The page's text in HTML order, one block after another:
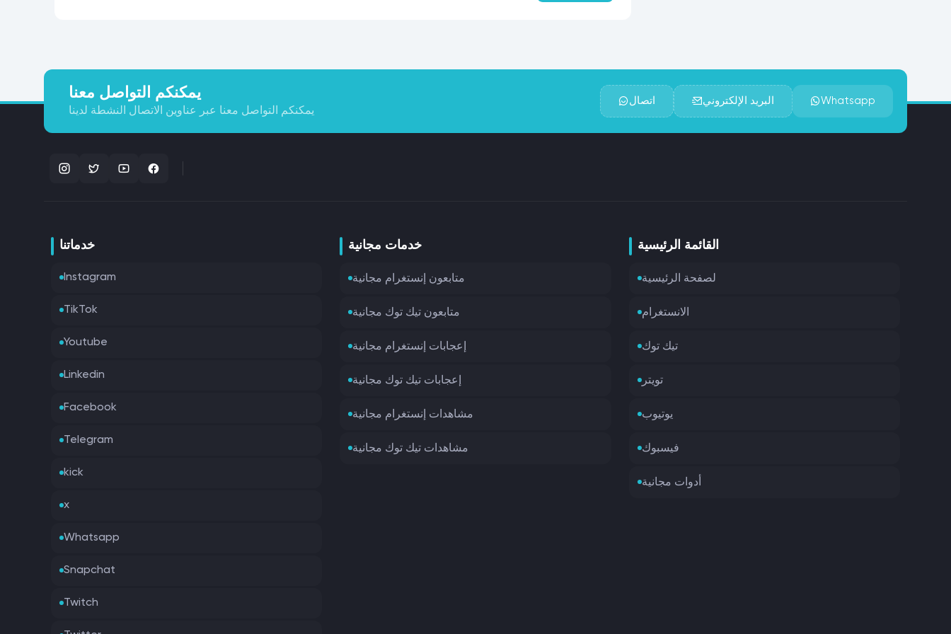
يمكنكم التواصل معنا
يمكنكم التواصل معنا عبر عناوين الاتصال النشطة لدينا
اتصال البريد الإلكتروني Whatsapp
خدماتنا
Instagram
TikTok
Youtube
Linkedin
Facebook
Telegram
kick
x
Whatsapp
Snapchat
Twitch
خدمات مجانية
متابعون إنستغرام مجانية
متابعون تيك توك مجانية
إعجابات إنستغرام مجانية
إعجابات تيك توك مجانية
مشاهدات إنستغرام مجانية
مشاهدات تيك توك مجانية
القائمة الرئيسية
لصفحة الرئيسية
الانستغرام
تيك توك
تويتر
يوتيوب
فيسبوك
أدوات مجانية